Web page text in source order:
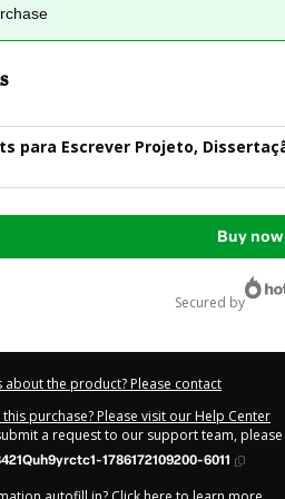
para Escrever Projeto,
Buy now
secured by
about the product? Please contact
purchase? Please visit our Help Center
a request to our support team,
1786172109200-6011